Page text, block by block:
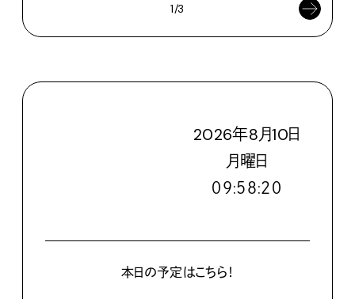
1/3
2026年8月10日
月曜日
０９:５８:２１
本日の予定はこちら！